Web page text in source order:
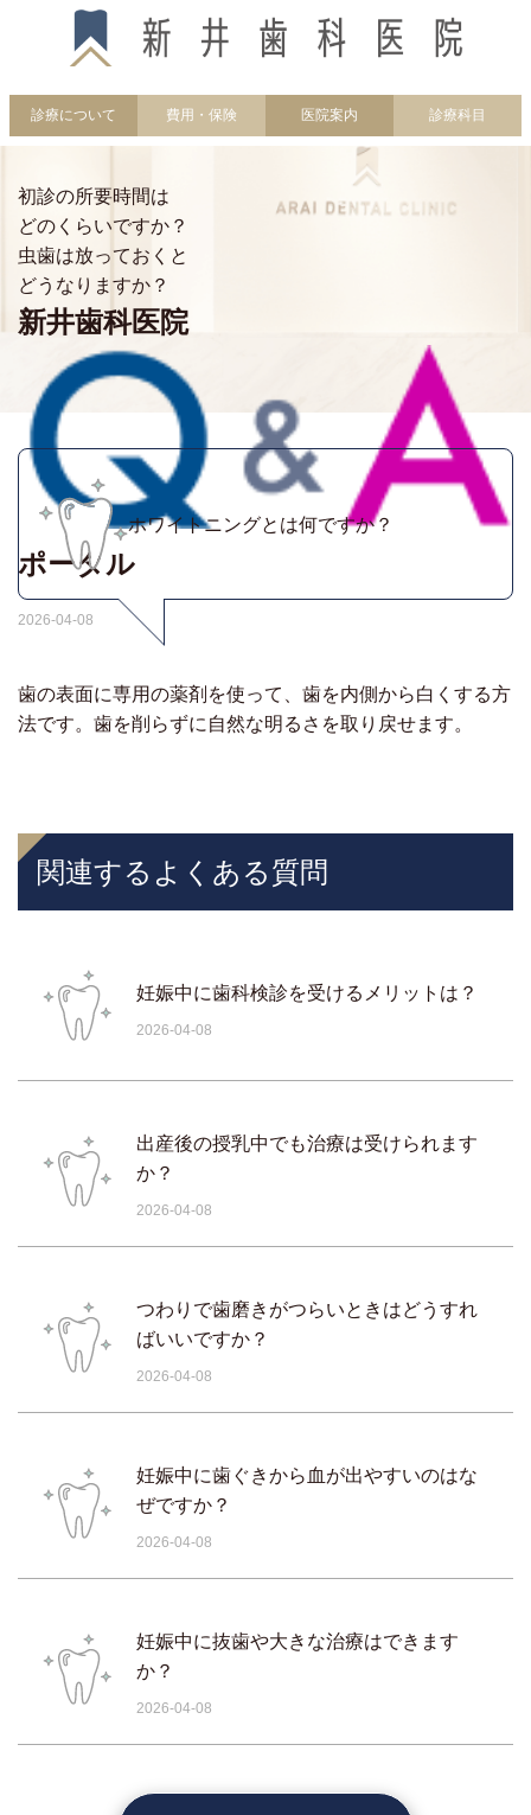
診療について 費用・保険 医院案内 診療科目
初診の所要時間は
どのくらいですか？
虫歯は放っておくと
どうなりますか？
新井歯科医院
ポータル
ホワイトニングとは何ですか？
2026-04-08
歯の表面に専用の薬剤を使って、歯を内側から白くする方
法です。歯を削らずに自然な明るさを取り戻せます。
関連するよくある質問
妊娠中に歯科検診を受けるメリットは？
2026-04-08
出産後の授乳中でも治療は受けられます
か？
2026-04-08
つわりで歯磨きがつらいときはどうすれ
ばいいですか？
2026-04-08
妊娠中に歯ぐきから血が出やすいのはな
ぜですか？
2026-04-08
妊娠中に抜歯や大きな治療はできます
か？
2026-04-08